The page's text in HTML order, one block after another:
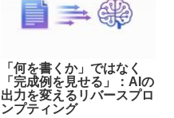
「何を書くか」ではなく
「完成例を見せる」：AIの
出力を変えるリバースプロ
ンプティング